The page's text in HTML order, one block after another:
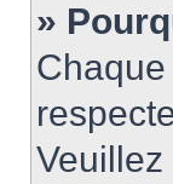
»
Veuillez